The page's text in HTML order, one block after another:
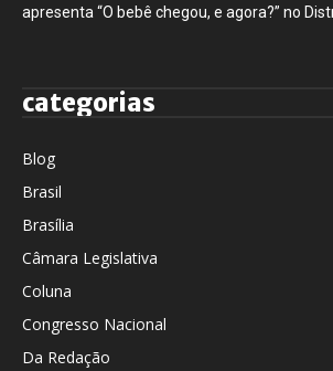
apresenta “O bebê chegou, e agora?” no
categorias
Blog
Brasil
Brasília
Câmara Legislativa
Coluna
Congresso Nacional
Da Redação